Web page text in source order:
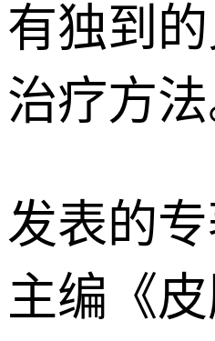
有独到
治疗方法
发表的专
主编《